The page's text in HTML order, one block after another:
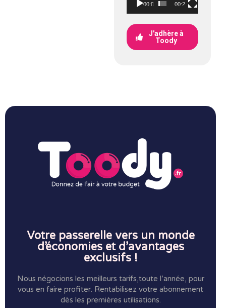
00:00 00:25
J'adhère à
Toody
Votre passerelle vers un monde
d’économies et d’avantages
exclusifs !
Nous négocions les meilleurs tarifs,toute l’année, pour
vous en faire profiter. Rentabilisez votre abonnement
dès les premières utilisations.